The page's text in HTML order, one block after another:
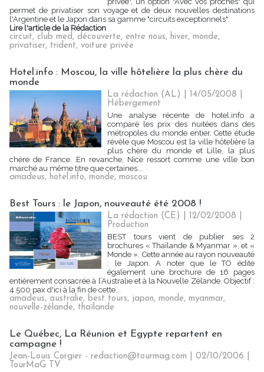
permet de privatiser son voyage et de deux nouvelles destinations
l'Argentine et le Japon dans sa gamme "circuits exceptionnels".
Lire l'article de la Rédaction
circuit, club med, découverte, entre nous, hiver, monde,
privatiser, trident, voiture privée
Hotel.info : Moscou, la ville hôtelière la plus chère du
monde
La rédaction (AL) | 14/05/2008
Hébergement
Une analyse récente de hotel.info a
comparé les prix des nuitées dans des
métropoles du monde entier. Cette étude
révèle que Moscou est la ville hôtelière la
plus chère du monde et Lille, la plus
chère de France. En revanche, Nice ressort comme une ville bon
marché au même titre que certaines...
amadeus, hotel.info, monde, moscou
Best Tours : le Japon, nouveauté été 2008 !
La rédaction (CE) | 12/02/2008
Production
BEST tours vient de publier ses 2
brochures « Thaïlande & Myanmar », et «
Monde ». Cette année au rayon nouveauté
: le Japon. A noter que le TO édite
également une brochure de 16 pages
entièrement consacrée à l’Australie et à la Nouvelle Zélande. Objectif :
4.500 pax d'ici à la fin de cette...
amadeus, australie, best tours, japon, monde, myanmar,
nouvelle-zélande, thaïlande
Le Québec, La Réunion et Egypte repartent en
campagne !
Jean-Louis Corgier - redaction@tourmag.com | 02/10/2006
TourMaG TV